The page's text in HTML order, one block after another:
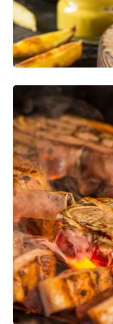
Enjoy
CONFITERÍA Y
Delicious
CONFITERÍA Y